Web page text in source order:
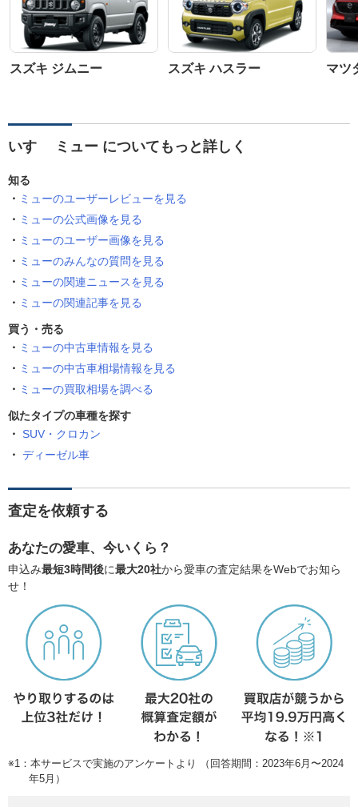
スズキ ジムニー スズキ ハスラー マツ
いすゞ ミュー についてもっと詳しく
知る
ミューのユーザーレビューを見る
ミューの公式画像を見る
ミューのユーザー画像を見る
ミューのみんなの質問を見る
ミューの関連ニュースを見る
ミューの関連記事を見る
買う・売る
ミューの中古車情報を見る
ミューの中古車相場情報を見る
ミューの買取相場を調べる
似たタイプの車種を探す
SUV・クロカン
ディーゼル車
査定を依頼する
あなたの愛車、今いくら？
申込み最短3時間後に最大20社から愛車の査定結果をWebでお知ら
せ！
※1：本サービスで実施のアンケートより （回答期間：2023年6月〜2024
年5月）